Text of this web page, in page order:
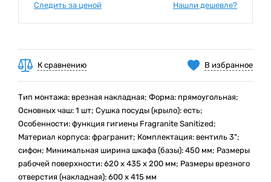
Следить за ценой Нашли дешевле?
В избранное
К сравнению
Тип монтажа: врезная накладная; Форма: прямоугольная;
Основных чаш: 1 шт; Сушка посуды (крыло): есть;
Особенности: функция гигиены Fragranite Sanitized;
Материал корпуса: фрагранит; Комплектация: вентиль 3";
сифон; Минимальная ширина шкафа (базы): 450 мм; Размеры
рабочей поверхности: 620 x 435 x 200 мм; Размеры врезного
отверстия (накладная): 600 x 415 мм